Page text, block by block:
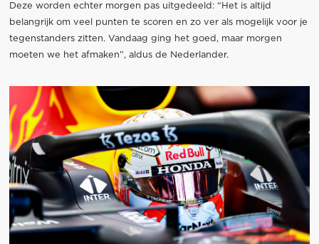
Deze worden echter morgen pas uitgedeeld: “Het is altijd
belangrijk om veel punten te scoren en zo ver als mogelijk voor je
tegenstanders zitten. Vandaag ging het goed, maar morgen
moeten we het afmaken”, aldus de Nederlander.